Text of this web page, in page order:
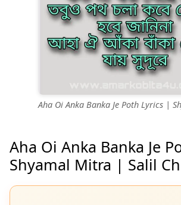
Aha Oi Anka Banka Je Poth Lyrics |
Aha Oi Anka Banka Je
Shyamal Mitra | Salil